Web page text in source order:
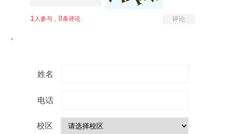
姓名
电话
校区